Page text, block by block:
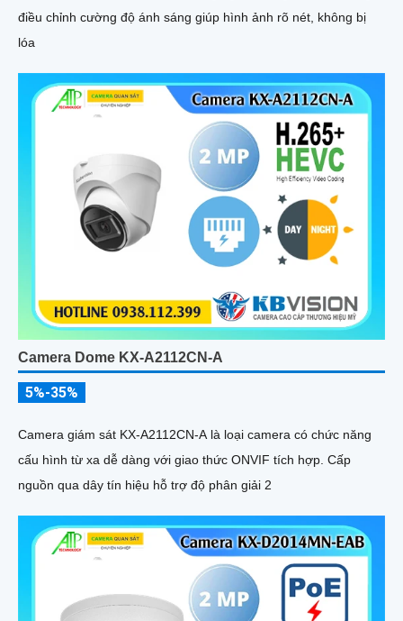
điều chỉnh cường độ ánh sáng giúp hình ảnh rõ nét, không bị
lóa
Camera Dome KX-A2112CN-A
5%-35%
Camera giám sát KX-A2112CN-A là loại camera có chức năng
cấu hình từ xa dễ dàng với giao thức ONVIF tích hợp. Cấp
nguồn qua dây tín hiệu hỗ trợ độ phân giải 2